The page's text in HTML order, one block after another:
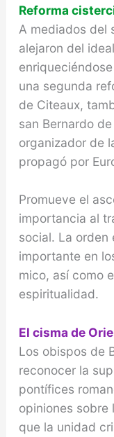
Reforma
A mediados del
ale­jaron del
una segunda
de Citeaux,
san Ber­nardo
organizador de
propagó por
Promueve el
importancia al
social. La orden
importante en
mico, así como
espiritualidad.
El cisma de
Los obispos de
reconocer la
pontífices
opiniones sobre
que la unidad